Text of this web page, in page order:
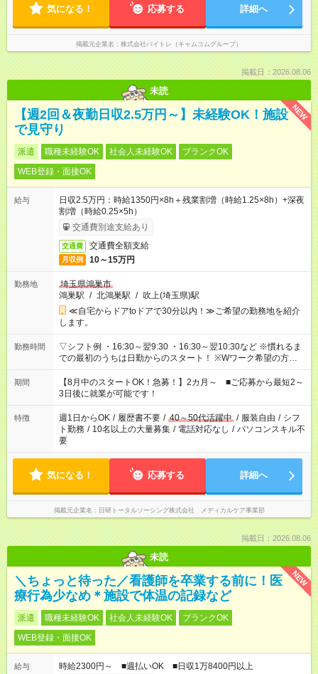
気になる！ 応募する 詳細へ
掲載元企業名 株式会社バイトレ（キャムコムグループ）
掲載日：2026.08.06
未読
NEW
【週2回＆夜勤日収2.5万円～】未経験OK！施設
で見守り
派遣 職種未経験OK 社会人未経験OK
ブランクOK
WEB登録・面接OK
給与
日収2.5万円：時給1350円×8h＋残業割増（時給1.25×8h）+深夜
割増（時給0.25×5h）
交通費別途支給あり
交通費 交通費全額支給
月収例 10～15万円
勤務地
埼玉県鴻巣市
鴻巣駅 / 北鴻巣駅 / 吹上(埼玉県)駅
≪自宅からドアtoドアで30分以内！≫ご希望の勤務地を紹介
します。
勤務時間
▽シフト例 ・16:30～翌9:30 ・16:30～翌10:30など ※慣れるま
での最初のうちは日勤からのスタート！ ※Wワーク希望の方へ
今ご覧のお仕事で希望する勤務時間と、もう1つのお仕事の勤務
時間。 合計で週40時間を超える場合は応募できません。
期間
【8月中のスタートOK！急募！】2カ月～ ■ご応募から最短2～
3日後に就業が可能です！
特徴 週1日からOK / 履歴書不要 / 40～50代活躍中 / 服装自由 / シフ
ト勤務 / 10名以上の大量募集 / 電話対応なし / パソコンスキル不
要
気になる！ 応募する 詳細へ
掲載元企業名 日研トータルソーシング株式会社 メディカルケア事業部
掲載日：2026.08.06
未読
NEW
＼ちょっと待った／看護師を卒業する前に！医
療行為少なめ＊施設で体温の記録など
派遣 職種未経験OK 社会人未経験OK
ブランクOK
WEB登録・面接OK
給与 時給2300円～ ■週払いOK ■日収1万8400円以上